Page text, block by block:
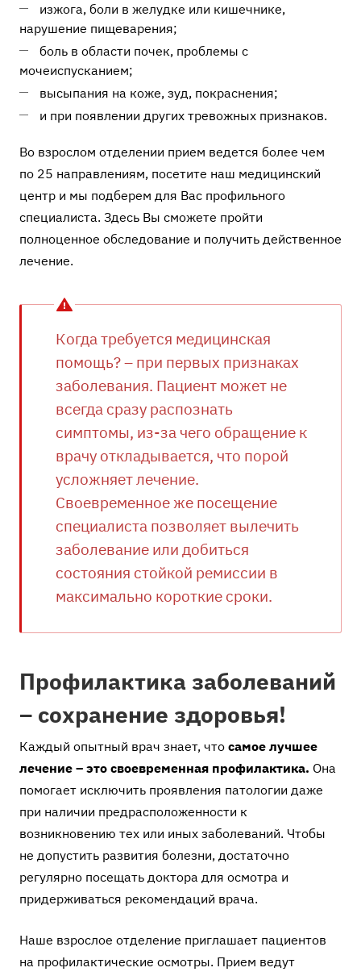
изжога, боли в желудке или кишечнике,
нарушение пищеварения;
боль в области почек, проблемы с
мочеиспусканием;
высыпания на коже, зуд, покраснения;
и при появлении других тревожных признаков.
Во взрослом отделении прием ведется более чем
по 25 направлениям, посетите наш медицинский
центр и мы подберем для Вас профильного
специалиста. Здесь Вы сможете пройти
полноценное обследование и получить действенное
лечение.
Когда требуется медицинская
помощь? – при первых признаках
заболевания. Пациент может не
всегда сразу распознать
симптомы, из-за чего обращение к
врачу откладывается, что порой
усложняет лечение.
Своевременное же посещение
специалиста позволяет вылечить
заболевание или добиться
состояния стойкой ремиссии в
максимально короткие сроки.
Профилактика заболеваний
– сохранение здоровья!
Каждый опытный врач знает, что самое лучшее
лечение – это своевременная профилактика. Она
помогает исключить проявления патологии даже
при наличии предрасположенности к
возникновению тех или иных заболеваний. Чтобы
не допустить развития болезни, достаточно
регулярно посещать доктора для осмотра и
придерживаться рекомендаций врача.
Наше взрослое отделение приглашает пациентов
на профилактические осмотры. Прием ведут